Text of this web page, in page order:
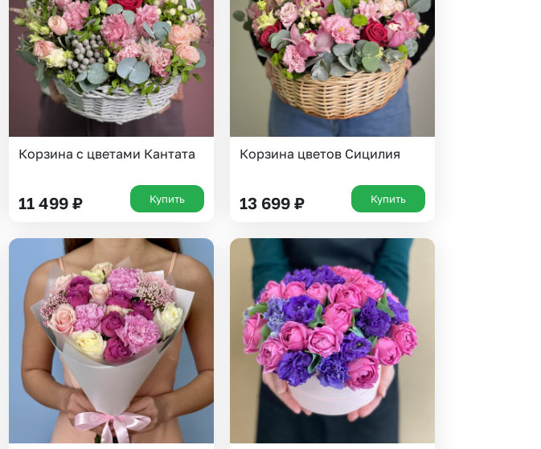
Insta букеты
Хиты продаж
Новинки
До 10000 рублей
Черная пятница
Все категории
Корзина с цветами Кантата
11 499 ₽ Купить
Корзина цветов Сицилия
13 699 ₽ Купить